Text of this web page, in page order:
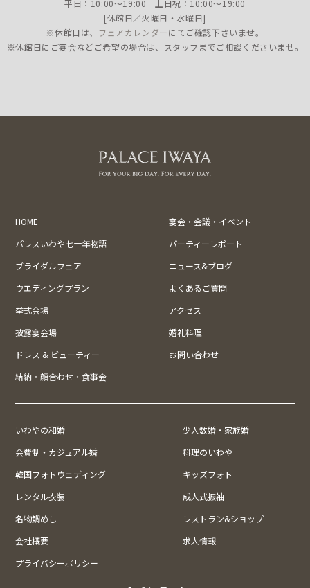
平日：10:00〜19:00 土日祝：10:00〜19:00
[休館日／火曜日・水曜日]
※休館日は、 フェアカレンダーにてご確認下さいませ。
※休館日にご宴会などご希望の場合は、スタッフまでご相談くださいませ。
HOME
宴会・会議・イベント
パレスいわや七十年物語
パーティーレポート
ブライダルフェア
ニュース&ブログ
ウエディングプラン
よくあるご質問
挙式会場
アクセス
披露宴会場
婚礼料理
ドレス & ビューティー
お問い合わせ
結納・顔合わせ・食事会
いわやの和婚
少人数婚・家族婚
会費制・カジュアル婚
料理のいわや
韓国フォトウェディング
キッズフォト
レンタル衣装
成人式振袖
名物鯛めし
レストラン&ショップ
会社概要
求人情報
プライバシーポリシー